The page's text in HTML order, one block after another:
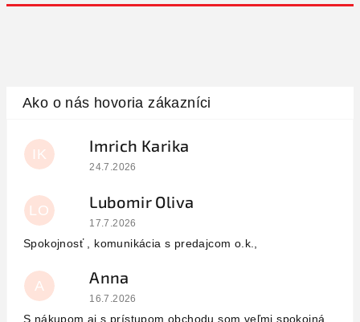
IK Imrich Karika
Hodnotenie obchodu je 5 z 5 hviezdičiek.
24.7.2026
LO Lubomir Oliva
Hodnotenie obchodu je 5 z 5 hviezdičiek.
17.7.2026
Spokojnosť , komunikácia s predajcom o.k.,
A Anna
Hodnotenie obchodu je 5 z 5 hviezdičiek.
16.7.2026
S nákupom aj s prístupom obchodu som veľmi spokojná.